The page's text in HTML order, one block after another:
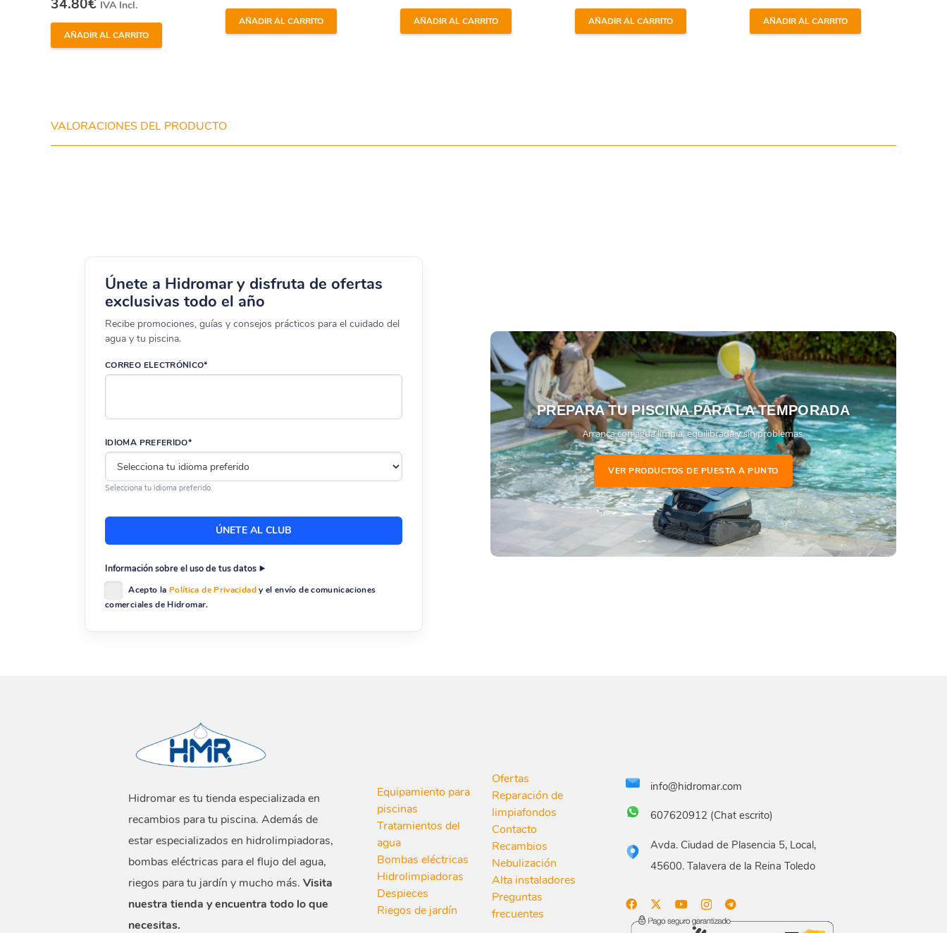
34.80€ IVA Incl.
AÑADIR AL CARRITO
AÑADIR AL CARRITO AÑADIR AL CARRITO AÑADIR AL CARRITO AÑADIR AL CARRITO
VALORACIONES DEL PRODUCTO
Únete a Hidromar y disfruta de ofertas
exclusivas todo el año
Recibe promociones, guías y consejos prácticos para el cuidado del
agua y tu piscina.
CORREO ELECTRÓNICO*
IDIOMA PREFERIDO*
Selecciona tu idioma preferido.
Información sobre el uso de tus datos
Acepto la Política de Privacidady el envío de comunicaciones
comerciales de Hidromar.
PREPARA TU PISCINA PARA LA TEMPORADA
Arranca con agua limpia, equilibrada y sin problemas.
VER PRODUCTOS DE PUESTA A PUNTO
Hidromar es tu tienda especializada en
recambios para tu piscina. Además de
estar especializados en hidrolimpiadoras,
bombas eléctricas para el flujo del agua,
riegos para tu jardín y mucho más. Visita
nuestra tienda y encuentra todo lo que
necesitas.
Equipamiento para
piscinas
Tratamientos del
agua
Bombas eléctricas
Hidrolimpiadoras
Despieces
Riegos de jardín
Ofertas
Reparación de
limpiafondos
Contacto
Recambios
Nebulización
Alta instaladores
Preguntas
frecuentes
info@hidromar.com
607620912 (Chat escrito)
Avda. Ciudad de Plasencia 5, Local,
45600. Talavera de la Reina Toledo